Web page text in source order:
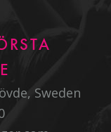
Sweden